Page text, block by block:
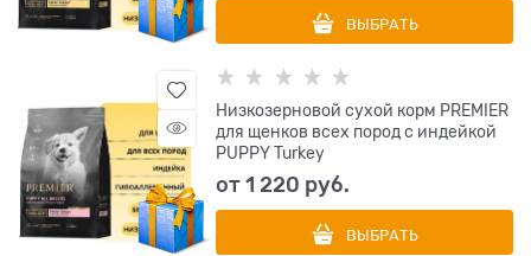
ВЫБРАТЬ
Низкозерновой сухой корм PREMIER
для щенков всех пород с индейкой
PUPPY Turkey
от1 220 руб.
ВЫБРАТЬ